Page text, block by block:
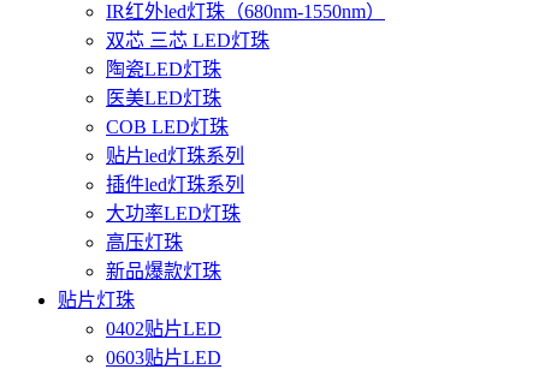
IR红外led灯珠（680nm-1550nm）
双芯 三芯 LED灯珠
陶瓷LED灯珠
医美LED灯珠
COB LED灯珠
贴片led灯珠系列
插件led灯珠系列
大功率LED灯珠
高压灯珠
新品爆款灯珠
贴片灯珠
0402贴片LED
0603贴片LED